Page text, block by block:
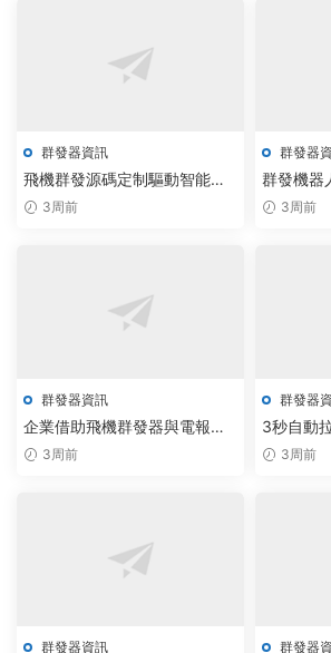
群發器資訊
飛機群發源碼定制驅動智能通
信，2024年實現實時響應新突
3周前
群發器
群發機器
學習，重
3周前
群發器資訊
企業借助飛機群發器與電報機
器人，實現智能通信效率躍升
3周前
群發器
3秒自動
發器與
3周前
群發器資訊 群發器